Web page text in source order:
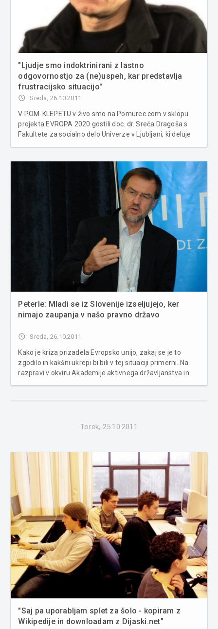
"Ljudje smo indoktrinirani z lastno
odgovornostjo za (ne)uspeh, kar predstavlja
frustracijsko situacijo"
access_time Sreda, 26.10.2011
V POM-KLEPETU v živo smo na Pomurec.com v sklopu
projekta EVROPA 2020 gostili doc. dr. Sreča Dragoša s
Fakultete za socialno delo Univerze v Ljubljani, ki deluje
Peterle: Mladi se iz Slovenije izseljujejo, ker
nimajo zaupanja v našo pravno državo
access_time Sreda, 26.10.2011
Kako je kriza prizadela Evropsko unijo, zakaj se je to
zgodilo in kakšni ukrepi bi bili v tej situaciji primerni. Na
razpravi v okviru Akademije aktivnega državljanstva in
Torek, 25.10.2011
"Saj pa uporabljam splet za šolo - kopiram z
Wikipedije in downloadam z Dijaski.net"